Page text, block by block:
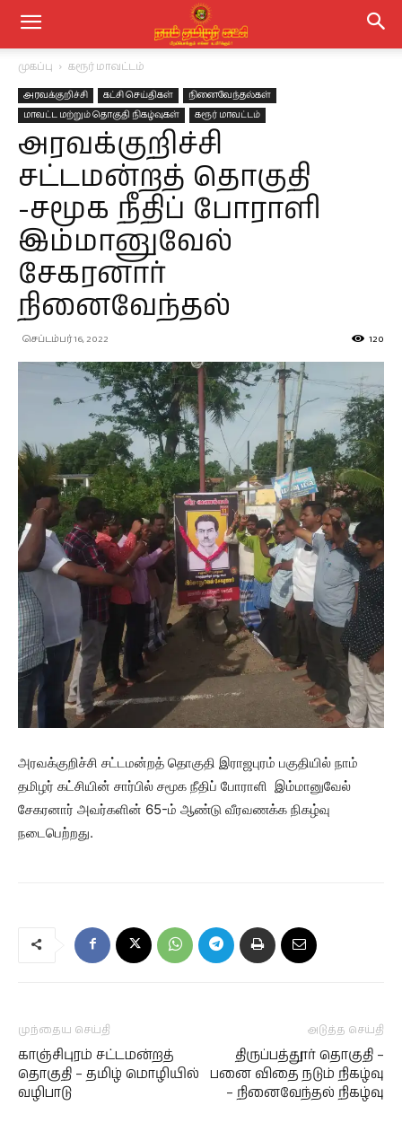
முகப்பு கரூர் மாவட்டம்
அரவக்குறிச்சி கட்சி செய்திகள்
நினைவேந்தல்கள்
மாவட்ட மற்றும் தொகுதி நிகழ்வுகள்
கரூர் மாவட்டம்
அரவக்குறிச்சி
சட்டமன்றத் தொகுதி
-சமூக நீதிப் போராளி
இம்மானுவேல்
சேகரனார்
நினைவேந்தல்
செப்டம்பர் 16, 2022 120
அரவக்குறிச்சி சட்டமன்றத் தொகுதி இராஜபுரம் பகுதியில் நாம்
தமிழர் கட்சியின் சார்பில் சமூக நீதிப் போராளி இம்மானுவேல்
சேகரனார் அவர்களின் 65-ம் ஆண்டு வீரவணக்க நிகழ்வு
நடைபெற்றது.
முந்தைய செய்தி
காஞ்சிபுரம் சட்டமன்றத்
தொகுதி – தமிழ் மொழியில்
வழிபாடு
அடுத்த செய்தி
திருப்பத்தூர் தொகுதி –
பனை விதை நடும் நிகழ்வு
– நினைவேந்தல் நிகழ்வு